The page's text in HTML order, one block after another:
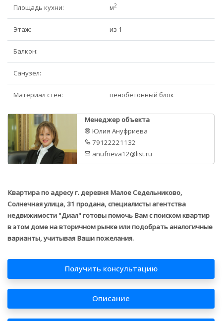
Площадь кухни: м2
Этаж: из 1
Балкон:
Санузел:
Материал стен: пенобетонный блок
Менеджер объекта
Юлия Ануфриева
79122221132
anufrieva12@list.ru
Квартира по адресу г. деревня Малое Седельниково,
Солнечная улица, 31 продана, специалисты агентства
недвижимости "Диал" готовы помочь Вам с поиском квартир
в этом доме на вторичном рынке или подобрать аналогичные
варианты, учитывая Ваши пожелания.
Получить консультацию
Описание